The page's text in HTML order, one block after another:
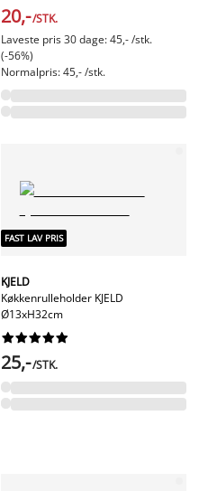
20,-/STK.
Laveste pris 30 dage: 45,- /stk.
(-56%)
Normalpris: 45,- /stk.
FAST LAV PRIS
KJELD
Køkkenrulleholder KJELD
Ø13xH32cm






25,-/STK.